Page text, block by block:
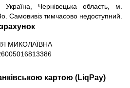
Чернівецька область, м.
Самовивіз тимчасово недоступний.
МИКОЛАЇВНА
картою (LiqPay)